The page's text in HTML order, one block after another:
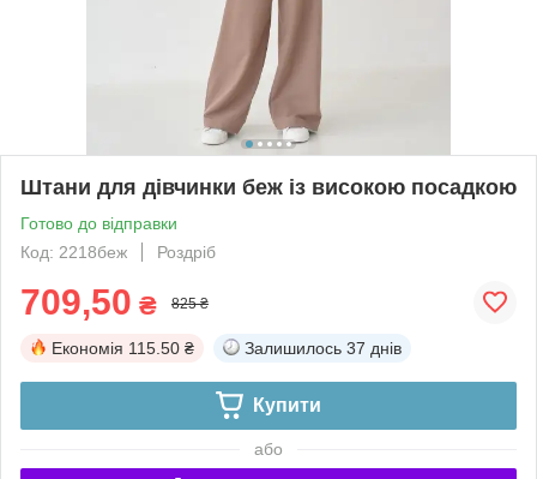
Штани для дівчинки беж із високою посадкою
Готово до відправки
Код: 2218беж
Роздріб
709,50 ₴ 825 ₴
Економія 115.50 ₴ Залишилось 37 днів
Купити
або